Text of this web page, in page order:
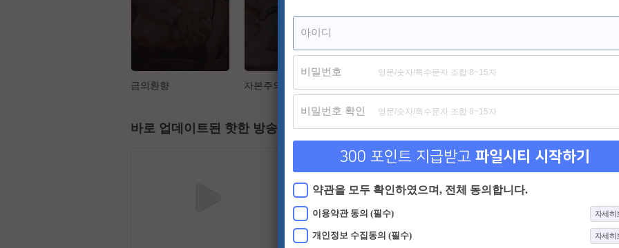
금의환향 자본주의 하렘
바로 업데이트된 핫한 방송
아이디
비밀번호
비밀번호 확인
300 포인트 지급받고 파일시티 시작하기
약관을 모두 확인하였으며, 전체 동의합니다.
이용약관 동의 (필수) 자세히
개인정보 수집동의 (필수) 자세히